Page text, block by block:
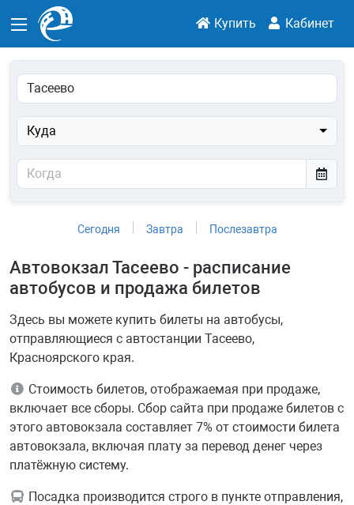
Купить Кабинет
Куда
Сегодня Завтра Послезавтра
Автовокзал Тасеево - расписание
автобусов и продажа билетов
Здесь вы можете купить билеты на автобусы,
отправляющиеся с автостанции Тасеево,
Красноярского края.
Стоимость билетов, отображаемая при продаже,
включает все сборы. Сбор сайта при продаже билетов с
этого автовокзала составляет 7% от стоимости билета
автовокзала, включая плату за перевод денег через
платёжную систему.
Посадка производится строго в пункте отправления,